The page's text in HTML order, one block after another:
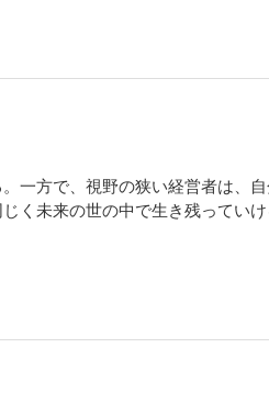
一方で、視野の狭い経営者は、
く未来の世の中で生き残ってい